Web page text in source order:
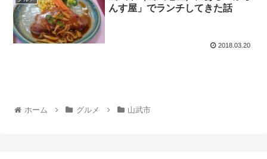
んす屋」でランチしてきた話
2018.03.20
ホーム グルメ 山武市